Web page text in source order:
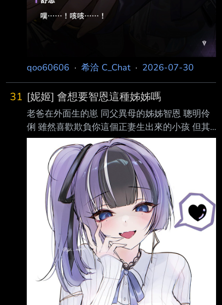
qoo60606 · 希洽 C_Chat· 2026-07-30
31 [妮姬] 會想要智恩這種姊姊嗎
老爸在外面生的崽 同父異母的姊姊智恩 聰明伶
俐 雖然喜歡欺負你這個正妻生出來的小孩 但其
實還是很關心你 在你傷心難過時還想辦法讓你
振作 會想要智恩這種姊姊嗎？
https://x.com/sp__mino/status/208173581034
1273629/photo/1
https://pbs.twimg.com/media/HOPPr1GbQAEE
HjL.jpg ----- Sent from JPTT on my OPPO
CPH2639. --